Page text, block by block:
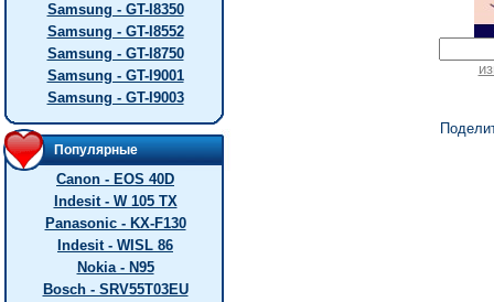
Samsung - GT-I8350
Samsung - GT-I8552
Samsung - GT-I8750
Samsung - GT-I9001
Samsung - GT-I9003
Популярные
Canon - EOS 40D
Indesit - W 105 TX
Panasonic - KX-F130
Indesit - WISL 86
Nokia - N95
Bosch - SRV55T03EU